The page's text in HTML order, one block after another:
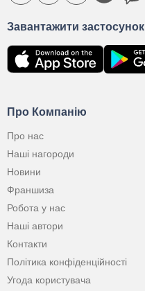
Про Компанію
Про нас
Наші нагороди
Новини
Франшиза
Робота у нас
Наші автори
Контакти
Політика конфіденційності
Угода користувача
Завантажити застосунок